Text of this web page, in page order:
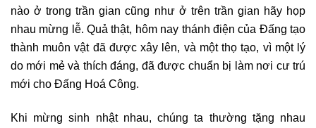
nào ở trong trần gian cũng như ở trên trần gian hãy họp
nhau mừng lễ. Quả thật, hôm nay thánh điện của Đấng tạo
thành muôn vật đã được xây lên, và một thọ tạo, vì một lý
do mới mẻ và thích đáng, đã được chuẩn bị làm nơi cư trú
mới cho Đấng Hoá Công.
Khi mừng sinh nhật nhau, chúng ta thường tặng nhau